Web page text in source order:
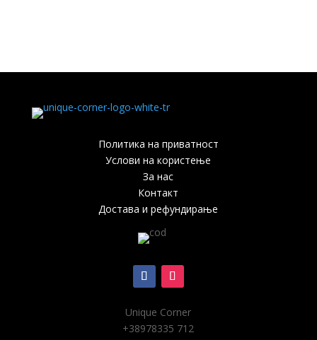
Политика на приватност
Услови на користење
За нас
Контакт
Достава и рефундирање
Unique Corner
+38978335 712